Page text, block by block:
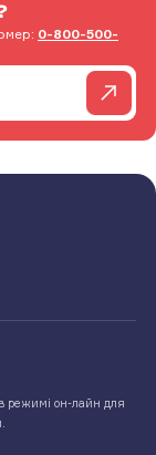
0-800-500-
режимі он-лайн для